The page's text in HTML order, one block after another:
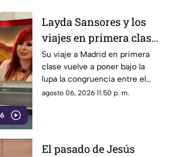
Layda Sansores y los
viajes en primera clase
que reavivan el debate
sobre la austeridad
Su viaje a Madrid en primera
clase vuelve a poner bajo la
lupa la congruencia entre el
discurso de austeridad
agosto 06, 2026 11:50 p. m.
El pasado de Jesús